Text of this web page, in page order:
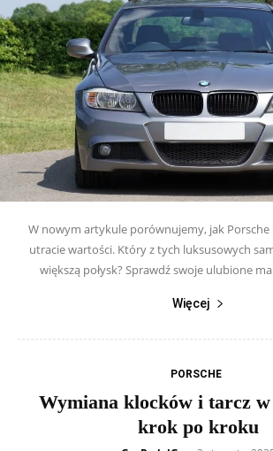
W nowym artykule porównujemy, jak Porsche
utracie wartości. Który z tych luksusowych
większą połysk? Sprawdź swoje ulubione
Więcej
PORSCHE
Wymiana klocków i tarcz w
krok po kroku